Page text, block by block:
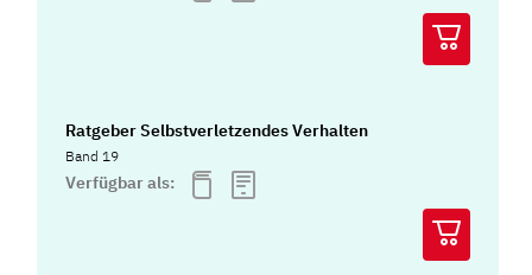
Ratgeber Selbstverletzendes Verhalten
Band 19
Verfügbar als: